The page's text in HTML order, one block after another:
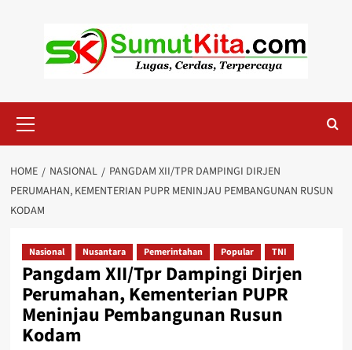
Menu
HOME NASIONAL
PANGDAM XII/TPR DAMPINGI DIRJEN
PERUMAHAN, KEMENTERIAN PUPR MENINJAU PEMBANGUNAN RUSUN
KODAM
Nasional Nusantara Pemerintahan Popular TNI
Pangdam XII/Tpr Dampingi Dirjen
Perumahan, Kementerian PUPR
Meninjau Pembangunan Rusun
Kodam